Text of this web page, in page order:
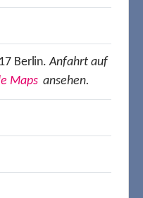
Berlin.Anfahrt auf
Mapsansehen.